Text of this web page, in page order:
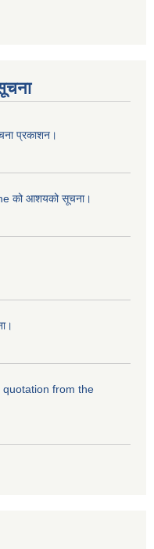
प्रकाशन।
को आशयको सूचना।
quotation from the